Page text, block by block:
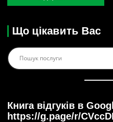
Що цікавить Вас
Книга відгуків в
https://g.page/r/